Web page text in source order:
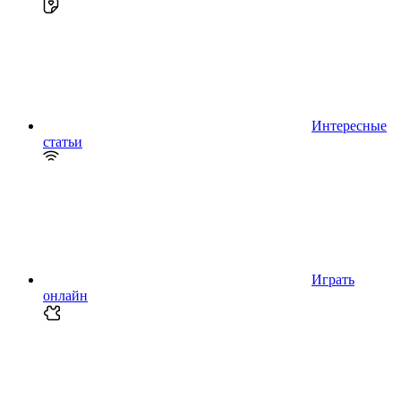
Интересные
статьи
Играть
онлайн